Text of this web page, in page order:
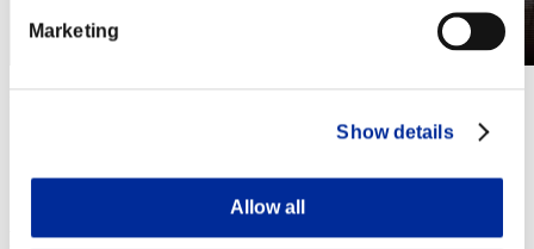
Marketing
Show details
Allow all
2023.04.01 15:00 (JST) - 2023.04.30 15:00 (JST)
RANKING